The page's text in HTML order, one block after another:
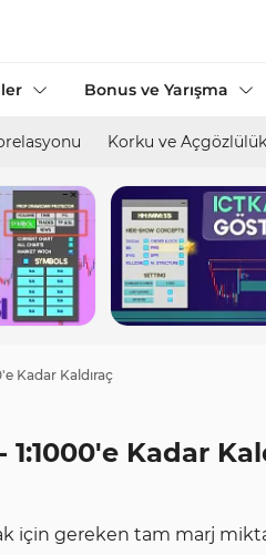
Bonus ve Yarışma
Korku ve Açgözlülük
Kadar Kaldıraç
Kadar
için gereken tam marj